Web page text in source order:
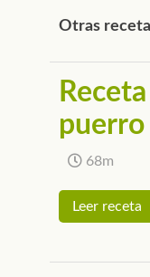
Otras
puerro
68m
Leer receta